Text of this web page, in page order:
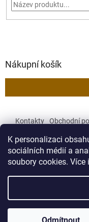
K personalizaci
sociálních médií a
soubory cookies.
Nákupní košík
Kontakty Obchodní